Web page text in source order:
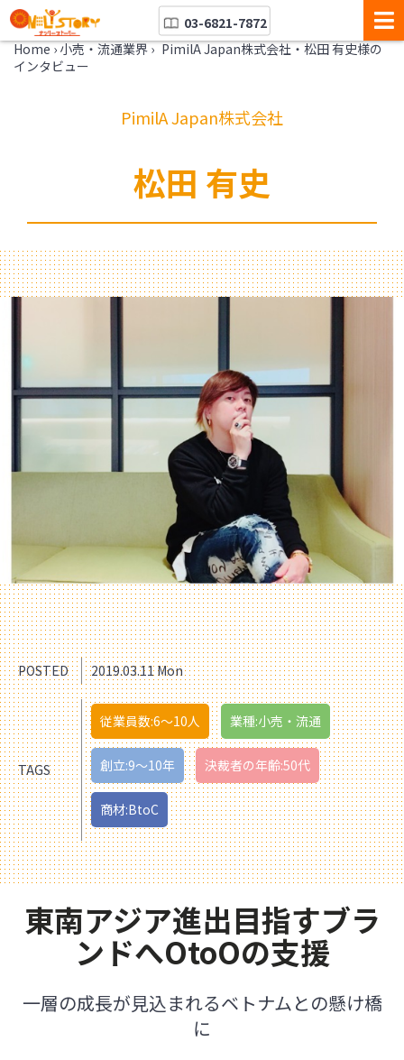
03-6821-7872
Home › 小売・流通業界 › PimilA Japan株式会社・松田 有史様の
インタビュー
PimilA Japan株式会社
松田 有史
POSTED 2019.03.11 Mon
TAGS
従業員数:6～10人 業種:小売・流通
創立:9〜10年 決裁者の年齢:50代
商材:BtoC
東南アジア進出目指すブラ
ンドへOtoOの支援
一層の成長が見込まれるベトナムとの懸け橋
に